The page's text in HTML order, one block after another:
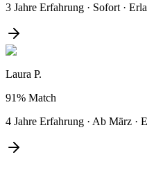
3 Jahre Erfahrung · Sofort ·
Laura P.
91% Match
4 Jahre Erfahrung · Ab März ·